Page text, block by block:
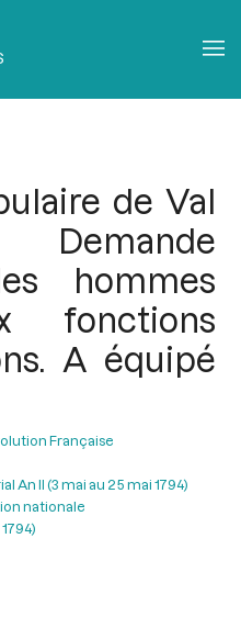
de Val
hommes
fonctions
A équipé
Française
An II (3 mai au 25 mai 1794)
nationale